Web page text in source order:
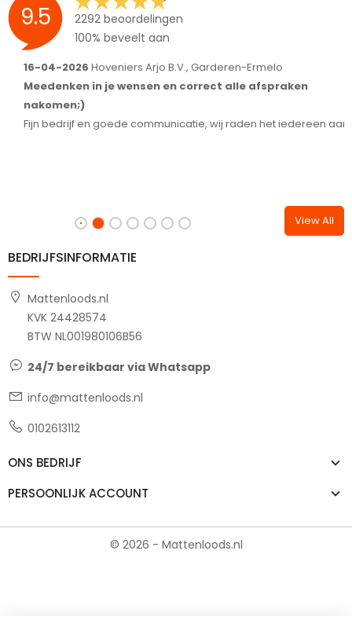
9.5
2292 beoordelingen
100% beveelt aan
16-04-2026 Hoveniers Arjo B.V., Garderen-Ermelo
Meedenken in je wensen en correct alle afspraken
nakomen;)
Fijn bedrijf en goede communicatie, wij raden het iedereen aan.
View All
BEDRIJFSINFORMATIE
Mattenloods.nl
KVK 24428574
BTW NL001980106B56
24/7 bereikbaar via Whatsapp
info@mattenloods.nl
0102613112
ONS BEDRIJF
PERSOONLIJK ACCOUNT
© 2026 - Mattenloods.nl